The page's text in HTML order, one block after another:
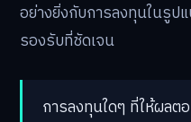
อย่างยิ่งกับการลงทุนในรูป
รองรับที่ชัดเจน
การลงทุนใดๆ ที่ให้ผลต